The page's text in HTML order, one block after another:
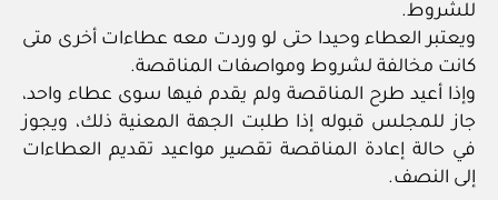
للشروط.
ويعتبر العطاء وحيدا حتى لو وردت معه عطاءات أخرى متى
كانت مخالفة لشروط ومواصفات المناقصة.
وإذا أعيد طرح المناقصة ولم يقدم فيها سوى عطاء واحد،
جاز للمجلس قبوله إذا طلبت الجهة المعنية ذلك، ويجوز
في حالة إعادة المناقصة تقصير مواعيد تقديم العطاءات
إلى النصف.